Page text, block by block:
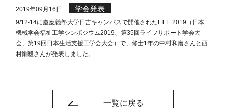
2019年09月16日 学会発表
9/12-14に慶應義塾大学日吉キャンパスで開催されたLIFE 2019（日本
機械学会福祉工学シンポジウム2019、第35回ライフサポート学会大
会、第19回日本生活支援工学会大会）で、修士1年の中村和磨さんと西
村剛毅さんが発表しました。
一覧に戻る